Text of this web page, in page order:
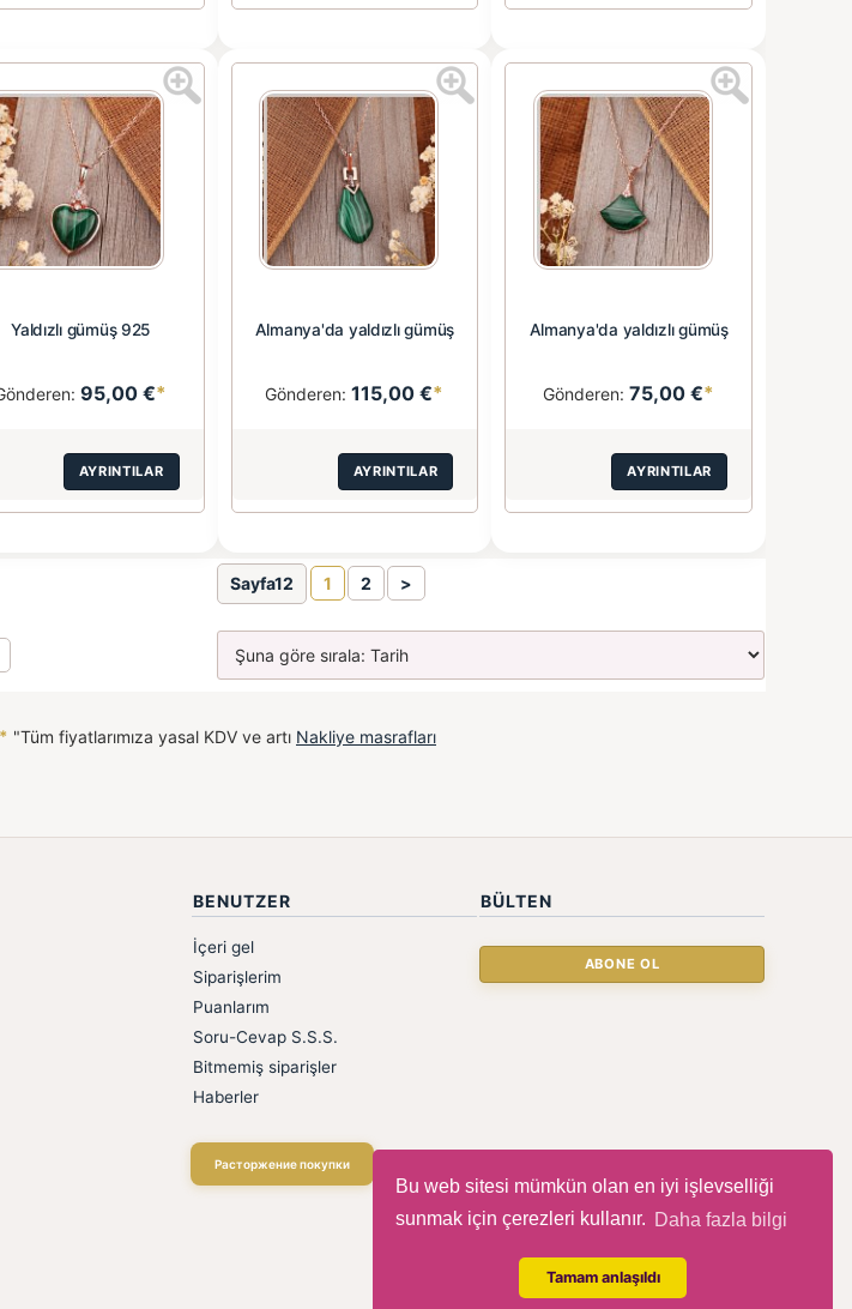
Bu web sitesi mümkün olan en iyi işlevselliği
sunmak için çerezleri kullanır. Daha fazla bilgi
Tamam anlaşıldı
Yaldızlı gümüş 925
95,00 €*
AYRINTILAR
Almanya'da yaldızlı gümüş
Gönderen:115,00 €*
AYRINTILAR
Almanya'da yaldızlı gümüş
Gönderen:75,00 €*
AYRINTILAR
Sayfa12 1 2 >
* "Tüm fiyatlarımıza yasal KDV ve artı Nakliye masrafları
BENUTZER
İçeri gel
Siparişlerim
Puanlarım
Soru-Cevap S.S.S.
Bitmemiş siparişler
Haberler
Расторжение покупки
BÜLTEN